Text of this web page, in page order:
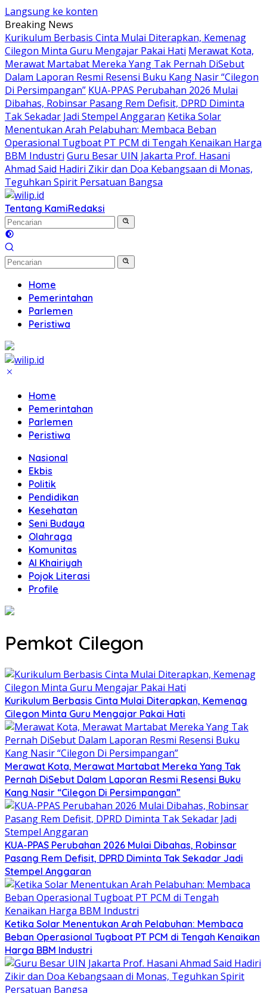
Langsung ke konten
Breaking News
Kurikulum Berbasis Cinta Mulai Diterapkan, Kemenag
Cilegon Minta Guru Mengajar Pakai Hati Merawat Kota,
Merawat Martabat Mereka Yang Tak Pernah DiSebut
Dalam Laporan Resmi Resensi Buku Kang Nasir “Cilegon
Di Persimpangan” KUA-PPAS Perubahan 2026 Mulai
Dibahas, Robinsar Pasang Rem Defisit, DPRD Diminta
Tak Sekadar Jadi Stempel Anggaran Ketika Solar
Menentukan Arah Pelabuhan: Membaca Beban
Operasional Tugboat PT PCM di Tengah Kenaikan Harga
BBM Industri Guru Besar UIN Jakarta Prof. Hasani
Ahmad Said Hadiri Zikir dan Doa Kebangsaan di Monas,
Teguhkan Spirit Persatuan Bangsa
Tentang KamiRedaksi
Home
Pemerintahan
Parlemen
Peristiwa
Home
Pemerintahan
Parlemen
Peristiwa
Nasional
Ekbis
Politik
Pendidikan
Kesehatan
Seni Budaya
Olahraga
Komunitas
Al Khairiyah
Pojok Literasi
Profile
Pemkot Cilegon
Kurikulum Berbasis Cinta Mulai Diterapkan, Kemenag
Cilegon Minta Guru Mengajar Pakai Hati
Merawat Kota, Merawat Martabat Mereka Yang Tak
Pernah DiSebut Dalam Laporan Resmi Resensi Buku
Kang Nasir “Cilegon Di Persimpangan”
KUA-PPAS Perubahan 2026 Mulai Dibahas, Robinsar
Pasang Rem Defisit, DPRD Diminta Tak Sekadar Jadi
Stempel Anggaran
Ketika Solar Menentukan Arah Pelabuhan: Membaca
Beban Operasional Tugboat PT PCM di Tengah Kenaikan
Harga BBM Industri